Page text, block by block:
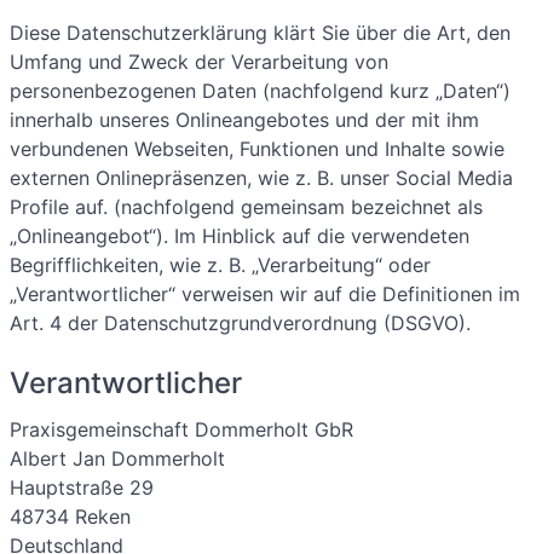
Diese Datenschutzerklärung klärt Sie über die Art, den
Umfang und Zweck der Verarbeitung von
personenbezogenen Daten (nachfolgend kurz „Daten“)
innerhalb unseres Onlineangebotes und der mit ihm
verbundenen Webseiten, Funktionen und Inhalte sowie
externen Onlinepräsenzen, wie z. B. unser Social Media
Profile auf. (nachfolgend gemeinsam bezeichnet als
„Onlineangebot“). Im Hinblick auf die verwendeten
Begrifflichkeiten, wie z. B. „Verarbeitung“ oder
„Verantwortlicher“ verweisen wir auf die Definitionen im
Art. 4 der Datenschutzgrundverordnung (DSGVO).
Verantwortlicher
Praxisgemeinschaft Dommerholt GbR
Albert Jan Dommerholt
Hauptstraße 29
48734 Reken
Deutschland